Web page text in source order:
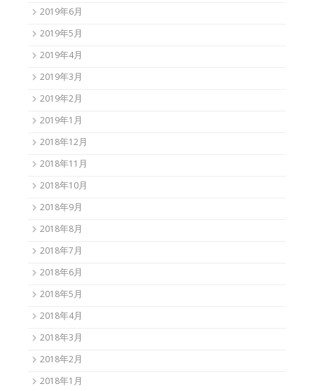
2019年6月
2019年5月
2019年4月
2019年3月
2019年2月
2019年1月
2018年12月
2018年11月
2018年10月
2018年9月
2018年8月
2018年7月
2018年6月
2018年5月
2018年4月
2018年3月
2018年2月
2018年1月